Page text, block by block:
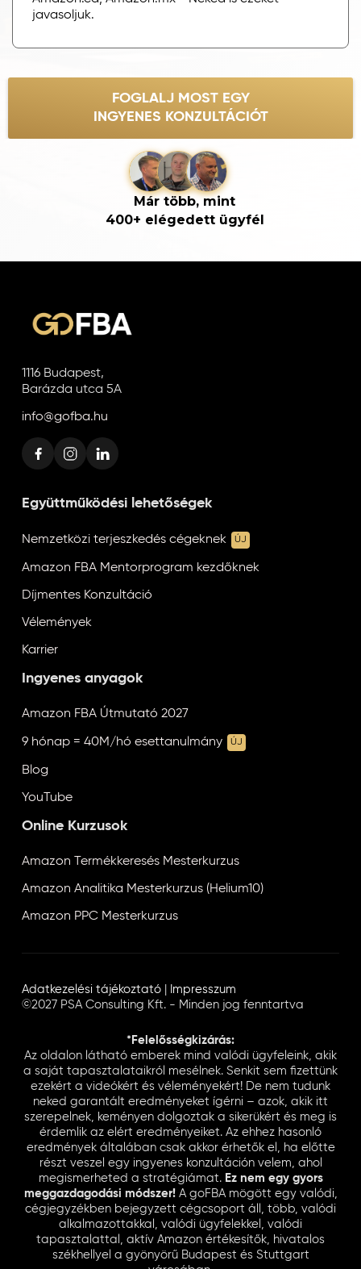
javasoljuk.
FOGLALJ MOST EGY
INGYENES KONZULTÁCIÓT
Már több, mint
400+ elégedett ügyfél
1116 Budapest,
Barázda utca 5A
info@gofba.hu
Együttműködési lehetőségek
Nemzetközi terjeszkedés cégeknek ÚJ
Amazon FBA Mentorprogram kezdőknek
Díjmentes Konzultáció
Vélemények
Karrier
Ingyenes anyagok
Amazon FBA Útmutató 2027
9 hónap = 40M/hó esettanulmány ÚJ
Blog
YouTube
Online Kurzusok
Amazon Termékkeresés Mesterkurzus
Amazon Analitika Mesterkurzus (Helium10)
Amazon PPC Mesterkurzus
Adatkezelési tájékoztató
Impresszum
©2027 PSA Consulting Kft. - Minden jog fenntartva
*Felelősségkizárás:
Az oldalon látható emberek mind valódi ügyfeleink, akik
a saját tapasztalataikról mesélnek. Senkit sem fizettünk
ezekért a videókért és véleményekért! De nem tudunk
neked garantált eredményeket ígérni – azok, akik itt
szerepelnek, keményen dolgoztak a sikerükért és meg is
érdemlik az elért eredményeiket. Az ehhez hasonló
eredmények általában csak akkor érhetők el, ha előtte
részt veszel egy ingyenes konzultáción velem, ahol
megismerheted a stratégiámat. Ez nem egy gyors
meggazdagodási módszer!A goFBA mögött egy valódi,
cégjegyzékben bejegyzett cégcsoport áll, több, valódi
alkalmazottakkal, valódi ügyfelekkel, valódi
tapasztalattal, aktív Amazon értékesítők, hivatalos
székhellyel a gyönyörű Budapest és Stuttgart